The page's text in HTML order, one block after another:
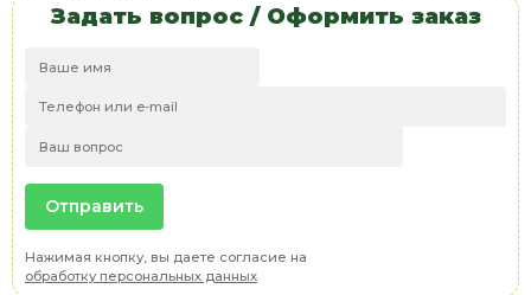
Задать вопрос / Оформить заказ
Нажимая кнопку, вы даете согласие на
обработку персональных данных